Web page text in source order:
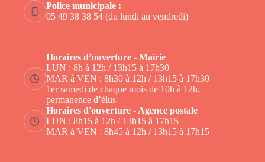
Police municipale :
05 49 38 38 54 (du lundi au vendredi)
Horaires d’ouverture - Mairie
LUN : 8h à 12h / 13h15 à 17h30
MAR à VEN : 8h30 à 12h / 13h15 à 17h30
1er samedi de chaque mois de 10h à 12h,
permanence d’élus
Horaires d'ouverture - Agence postale
LUN : 8h15 à 12h / 13h15 à 17h15
MAR à VEN : 8h45 à 12h / 13h15 à 17h15